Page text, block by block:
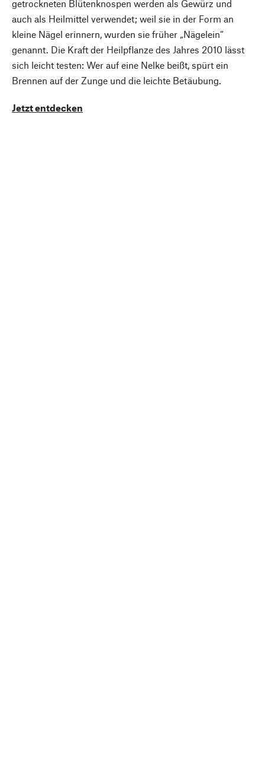
getrockneten Blütenknospen werden als Gewürz und
auch als Heilmittel verwendet; weil sie in der Form an
kleine Nägel erinnern, wurden sie früher „Nägelein“
genannt. Die Kraft der Heilpflanze des Jahres 2010 lässt
sich leicht testen: Wer auf eine Nelke beißt, spürt ein
Brennen auf der Zunge und die leichte Betäubung.
Jetzt entdecken